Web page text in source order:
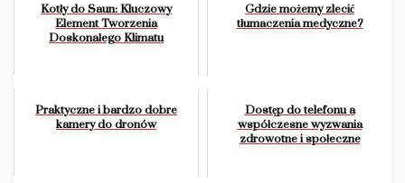
Kotły do Saun: Kluczowy
Element Tworzenia
Doskonałego Klimatu
Gdzie możemy zlecić
tłumaczenia medyczne?
Praktyczne i bardzo dobre
kamery do dronów
Dostęp do telefonu a
współczesne wyzwania
zdrowotne i społeczne